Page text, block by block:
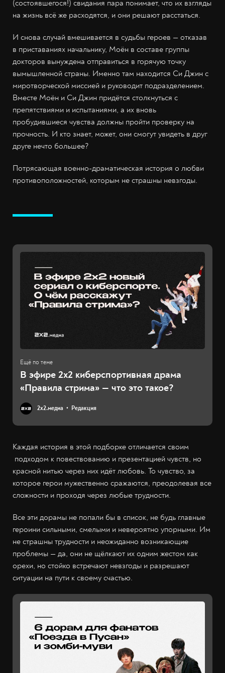
(состоявшегося!) свидания пара понимает, что их взгляды
на жизнь всё же расходятся, и они решают расстаться.
И снова случай вмешивается в судьбы героев — отказав
в приставаниях начальнику, Моён в составе группы
докторов вынуждена отправиться в горячую точку
вымышленной страны. Именно там находится Си Джин с
миротворческой миссией и руководит подразделением.
Вместе Моён и Си Джин придётся столкнуться с
препятствиями и испытаниями, а их вновь
пробудившиеся чувства должны пройти проверку на
прочность. И кто знает, может, они смогут увидеть в друг
друге нечто большее?
Потрясающая военно-драматическая история о любви
противоположностей, которым не страшны невзгоды.
В эфире 2х2 киберспортивная драма
«Правила стрима» — что это такое?
2х2.медиа Редакция
Каждая история в этой подборке отличается своим
подходом к повествованию и презентацией чувств, но
красной нитью через них идёт любовь. То чувство, за
которое герои мужественно сражаются, преодолевая все
сложности и проходя через любые трудности.
Все эти дорамы не попали бы в список, не будь главные
героини сильными, смелыми и невероятно упорными. Им
не страшны трудности и неожиданно возникающие
проблемы — да, они не щёлкают их одним жестом как
орехи, но стойко встречают невзгоды и разрешают
ситуации на пути к своему счастью.